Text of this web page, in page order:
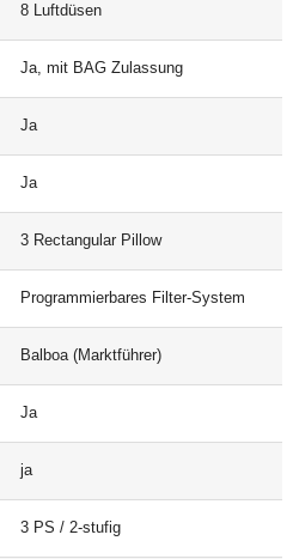
8 Luftdüsen
Ja, mit BAG Zulassung
Ja
Ja
3 Rectangular Pillow
Programmierbares Filter-System
Balboa (Marktführer)
Ja
ja
3 PS / 2-stufig